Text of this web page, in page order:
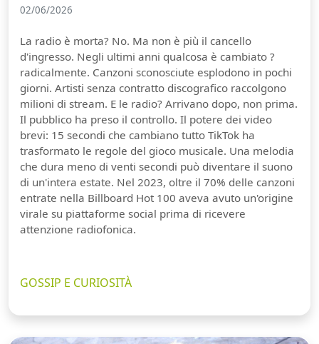
02/06/2026
La radio è morta? No. Ma non è più il cancello
d'ingresso. Negli ultimi anni qualcosa è cambiato ?
radicalmente. Canzoni sconosciute esplodono in pochi
giorni. Artisti senza contratto discografico raccolgono
milioni di stream. E le radio? Arrivano dopo, non prima.
Il pubblico ha preso il controllo. Il potere dei video
brevi: 15 secondi che cambiano tutto TikTok ha
trasformato le regole del gioco musicale. Una melodia
che dura meno di venti secondi può diventare il suono
di un'intera estate. Nel 2023, oltre il 70% delle canzoni
entrate nella Billboard Hot 100 aveva avuto un'origine
virale su piattaforme social prima di ricevere
attenzione radiofonica.
GOSSIP E CURIOSITÀ